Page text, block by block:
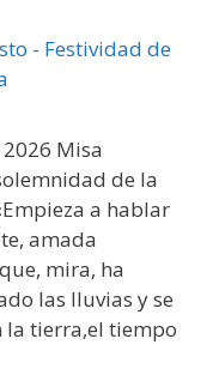
Misa
de la
a hablar
amada
mira, ha
las lluvias y se
la tierra,el tiempo